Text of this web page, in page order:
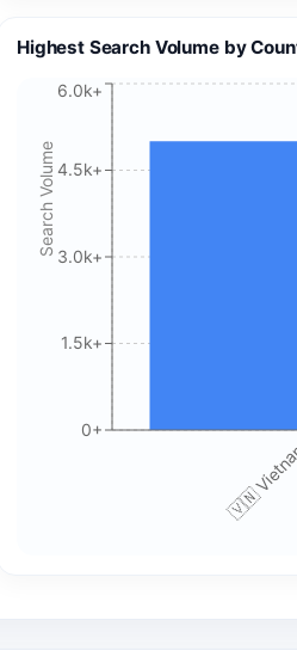
and
Policy
Only
Highest Search Volume by
🇻🇳
0+
1.5k+
3.0k+
4.5k+
6.0k+
Search Volume